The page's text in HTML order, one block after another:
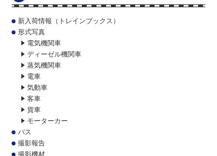
新入荷情報（トレインブックス）
形式写真
電気機関車
ディーゼル機関車
蒸気機関車
電車
気動車
客車
貨車
モーターカー
バス
撮影報告
撮影機材